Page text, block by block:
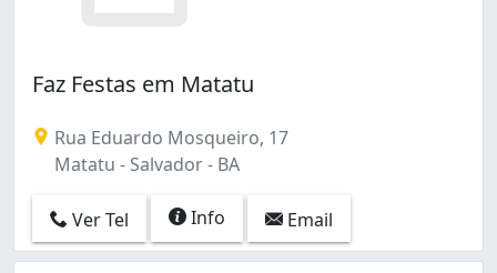
Faz Festas em Matatu
Rua Eduardo Mosqueiro, 17
Matatu - Salvador - BA
Ver Tel Info Email